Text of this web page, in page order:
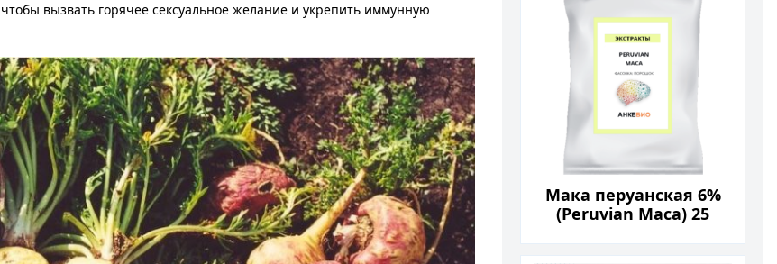
вызвать горячее сексуальное желание и укрепить иммунную
Мака перуанская 6%
(Peruvian Maca) 25